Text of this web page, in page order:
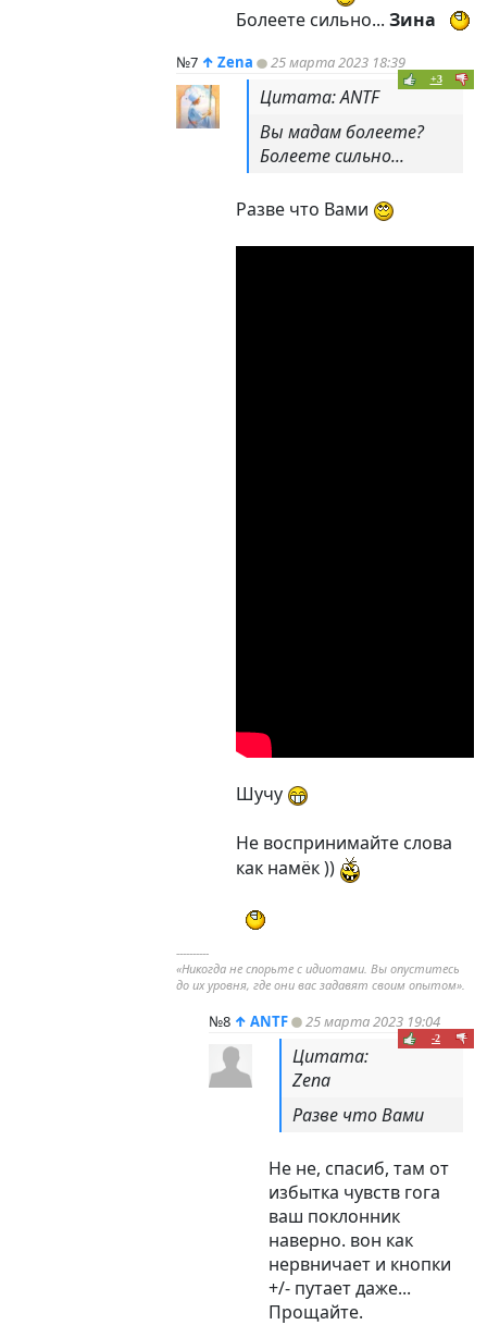
Болеете сильно... Зина
№7 ↑ Zena 25 марта 2023 18:39
+3
Цитата: ANTF
Вы мадам болеете?
Болеете сильно...
Разве что Вами
Шучу
Не воспринимайте слова
как намёк ))
----------
«Никогда не спорьте с идиотами. Вы опуститесь
до их уровня, где они вас задавят своим опытом».
№8 ↑ ANTF 25 марта 2023 19:04
-2
Цитата:
Zena
Разве что Вами
Не не, спасиб, там от
избытка чувств гога
ваш поклонник
наверно. вон как
нервничает и кнопки
+/- путает даже...
Прощайте.